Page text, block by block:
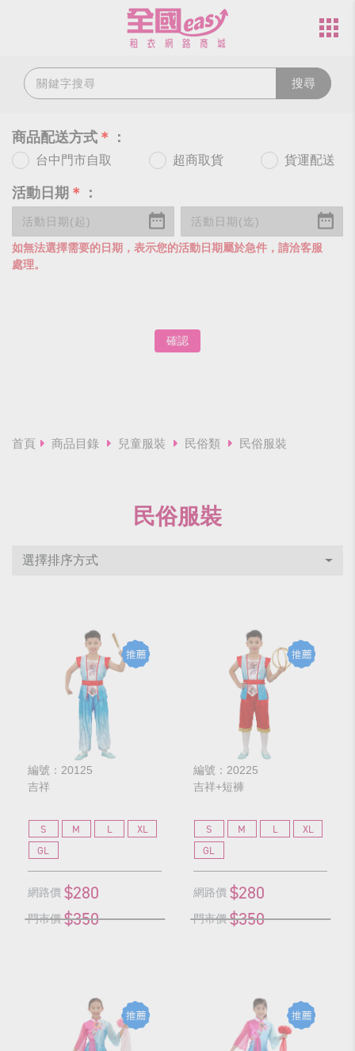
搜尋
商品配送方式 ＊ ：
台中門市自取 超商取貨 貨運配送
活動日期 ＊ ：
如無法選擇需要的日期，表示您的活動日期屬於急件，請洽客服
處理。
確認
首頁 商品目錄 兒童服裝 民俗類 民俗服裝
民俗服裝
選擇排序方式
編號：20125
吉祥
S M L
XL
GL
網路價 $280
門市價 $350
編號：20225
吉祥+短褲
S M L
XL
GL
網路價 $280
門市價 $350